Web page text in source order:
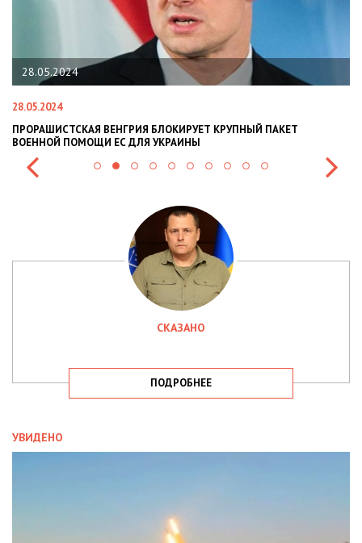
28.05.2024
28.05.2024
ПРОРАШИСТСКАЯ ВЕНГРИЯ БЛОКИРУЕТ КРУПНЫЙ ПАКЕТ
ВОЕННОЙ ПОМОЩИ ЕС ДЛЯ УКРАИНЫ
СКАЗАНО
ПОДРОБНЕЕ
УВИДЕНО